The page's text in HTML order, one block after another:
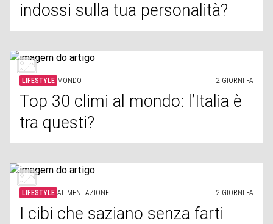
indossi sulla tua personalità?
LIFESTYLE MONDO 2 GIORNI FA
Top 30 climi al mondo: l’Italia è
tra questi?
LIFESTYLE ALIMENTAZIONE 2 GIORNI FA
I cibi che saziano senza farti